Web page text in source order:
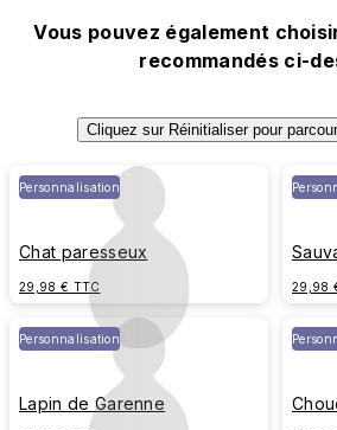
Vous pouvez également
recommandés ci-
Cliquez sur Réinitialiser pour
Personnalisation
Chat paresseux
29,98 € TTC 29,98
Personnalisation
Lapin de Garenne